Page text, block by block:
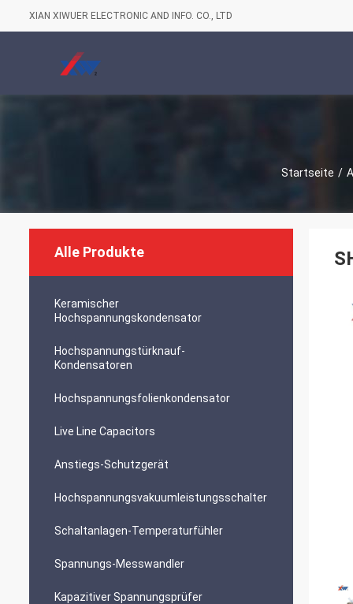
XIAN XIWUER ELECTRONIC AND INFO. CO., LTD
Startseite /
Alle Produkte
Keramischer
Hochspannungskondensator
Hochspannungstürknauf-
Kondensatoren
Hochspannungsfolienkondensator
Live Line Capacitors
Anstiegs-Schutzgerät
Hochspannungsvakuumleistungsschalter
Schaltanlagen-Temperaturfühler
Spannungs-Messwandler
Kapazitiver Spannungsprüfer